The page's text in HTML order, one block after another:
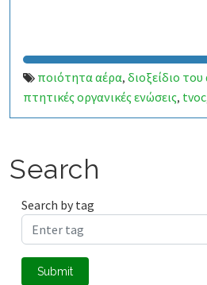
ποιότητα αέρα, διοξείδιο
πτητικές οργανικές ενώσεις, tvoc
υγρασία
Search
Search by tag
Submit